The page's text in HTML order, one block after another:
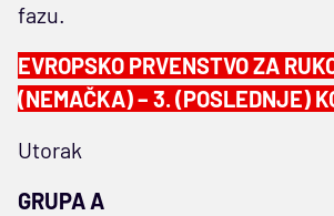
fazu.
EVROPSKO PRVENSTVO ZA
(NEMAČKA) – 3. (POSLEDNJE)
Utorak
GRUPA A